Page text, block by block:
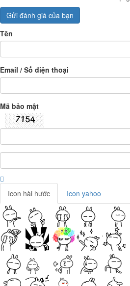
Gửi đánh giá của bạn
Tên
Email / Số điện thoại
Mã bảo mật
Icon hài hước Icon yahoo